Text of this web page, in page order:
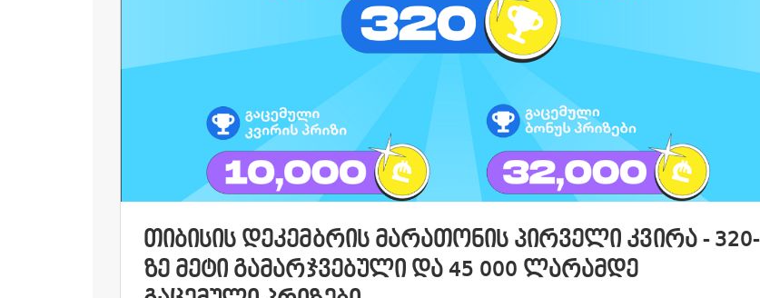
ᲗᲘᲑᲘᲡᲘᲡ ᲓᲔᲙᲔᲛᲑᲠᲘᲡ ᲛᲐᲠᲐᲗᲝᲜᲘᲡ ᲞᲘᲠᲕᲔᲚᲘ ᲙᲕᲘᲠᲐ - 320-
ᲖᲔ ᲛᲔᲢᲘ ᲒᲐᲛᲐᲠᲯᲕᲔᲑᲣᲚᲘ ᲓᲐ 45 000 ᲚᲐᲠᲐᲛᲓᲔ